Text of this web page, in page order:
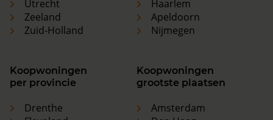
Utrecht
Zeeland
Zuid-Holland
Haarlem
Apeldoorn
Nijmegen
Koopwoningen
per provincie
Drenthe
Koopwoningen
grootste plaatsen
Amsterdam